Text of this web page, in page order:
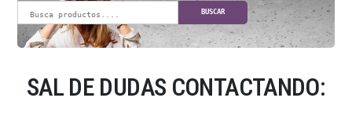
BUSCAR
SAL DE DUDAS CONTACTANDO: